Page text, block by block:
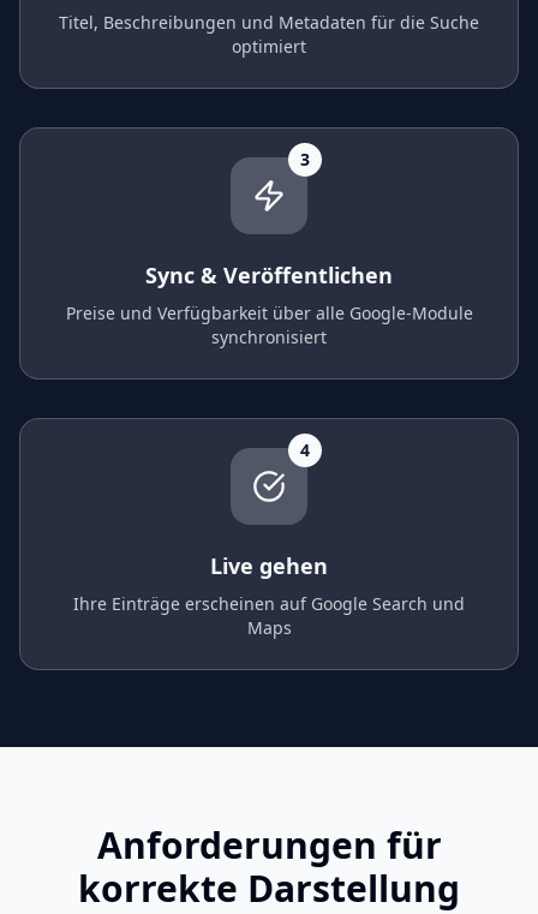
Titel, Beschreibungen und Metadaten für die Suche
optimiert
3
Sync & Veröffentlichen
Preise und Verfügbarkeit über alle Google-Module
synchronisiert
4
Live gehen
Ihre Einträge erscheinen auf Google Search und
Maps
Anforderungen für
korrekte Darstellung